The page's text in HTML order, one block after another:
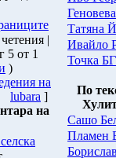
|
5 от 1
)
на
lubara ]
на
Татяна
Ивайло
Точка БГ
По
Сашо
Пламен